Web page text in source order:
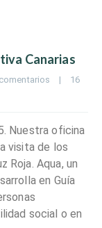
Canarias
|
16
Nuestra oficina
visita de los
Roja. Aqua, un
en Guía
social o en